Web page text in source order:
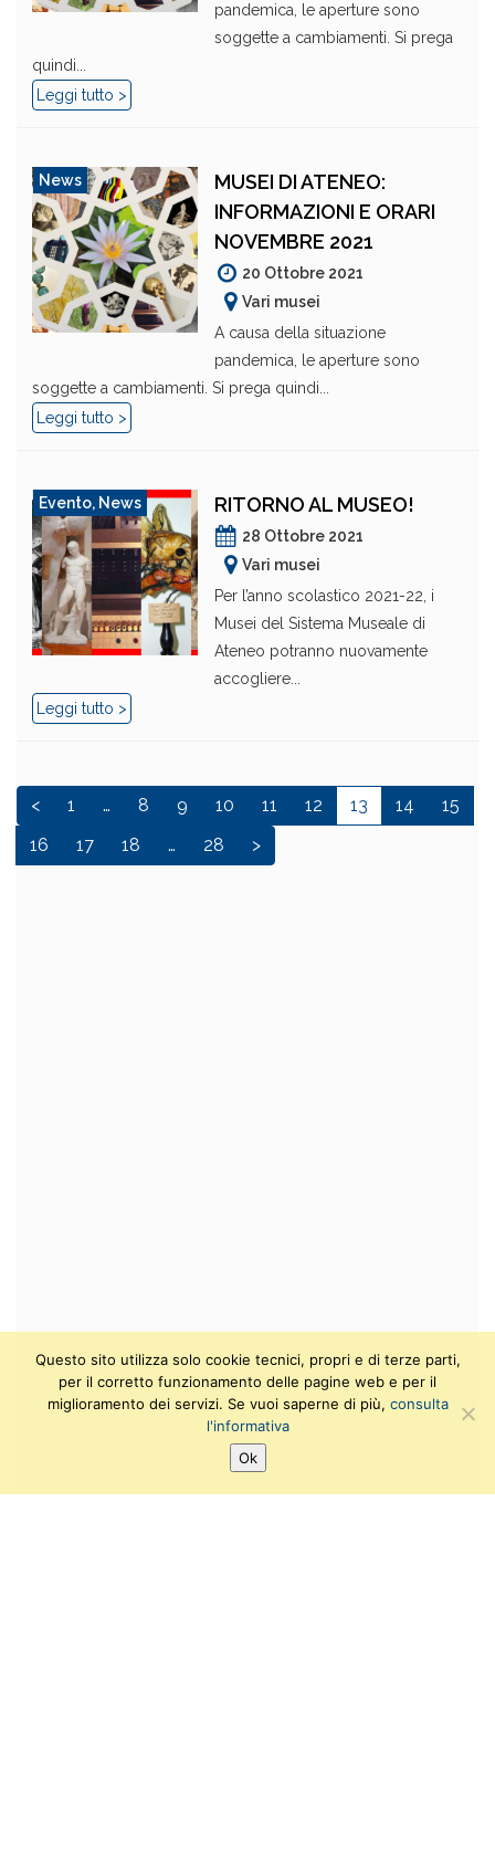
pandemica, le aperture sono
soggette a cambiamenti. Si prega
quindi...
Leggi tutto >
News
MUSEI DI ATENEO:
INFORMAZIONI E ORARI
NOVEMBRE 2021
20 Ottobre 2021
Vari musei
A causa della situazione
pandemica, le aperture sono
soggette a cambiamenti. Si prega quindi...
Leggi tutto >
Evento, News RITORNO AL MUSEO!
28 Ottobre 2021
Vari musei
Per l’anno scolastico 2021-22, i
Musei del Sistema Museale di
Ateneo potranno nuovamente
accogliere...
Leggi tutto >
< 1 … 8 9 10 11 12 13 14
15
16
17 18 … 28 >
Questo sito utilizza solo cookie tecnici, propri e di terze parti,
per il corretto funzionamento delle pagine web e per il
miglioramento dei servizi. Se vuoi saperne di più, consulta
l'informativa
Ok